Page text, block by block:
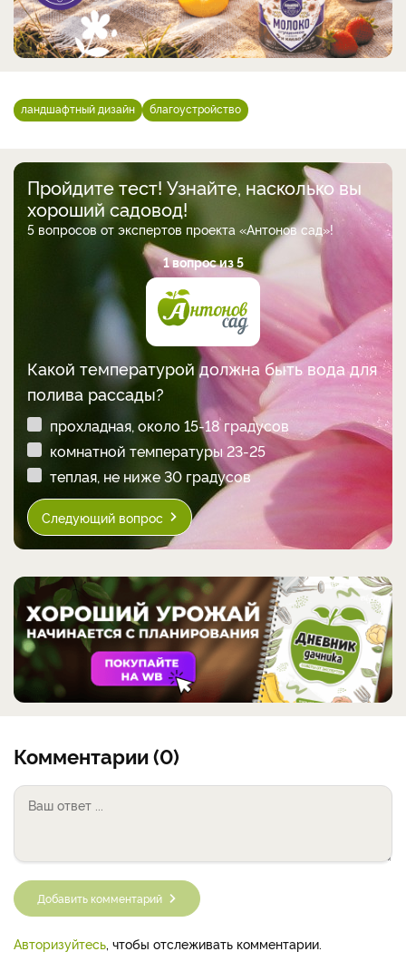
ландшафтный дизайн благоустройство
Пройдите тест! Узнайте, насколько вы
хороший садовод!
5 вопросов от экспертов проекта «Антонов сад»!
1 вопрос из 5
Какой температурой должна быть вода для
полива рассады?
прохладная, около 15-18 градусов
комнатной температуры 23-25
теплая, не ниже 30 градусов
Следующий вопрос
Комментарии (0)
Добавить комментарий
Авторизуйтесь, чтобы отслеживать комментарии.